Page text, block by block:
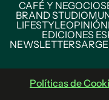
CAFÉ Y NEGOCIOS
BRAND STUDIO
LIFESTYLEOPINIÓN
EDICIONES
NEWSLETTERS
Políticas de